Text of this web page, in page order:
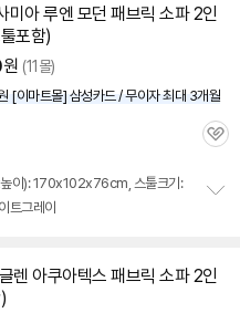
치
미아 루엔 모던 패브릭 소파2인
포함)
원 (11몰)
이마트몰] 삼성카드 / 무이자 최대 3개월
관
이): 170x102x76cm, 스툴크기:
트그레이
치
렌 아쿠아텍스 패브릭 소파2인